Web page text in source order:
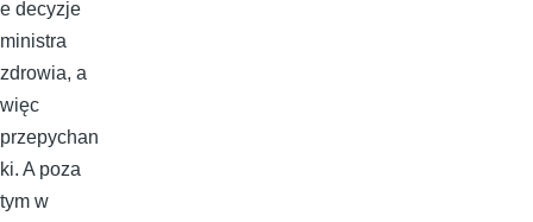
e decyzje
ministra
zdrowia, a
więc
przepychan
ki. A poza
tym w